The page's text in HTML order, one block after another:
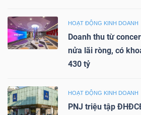
HOẠT ĐỘNG KINH DOANH
Doanh thu từ
nửa lãi ròng, có
430 tỷ
HOẠT ĐỘNG KINH DOANH
PNJ triệu tập